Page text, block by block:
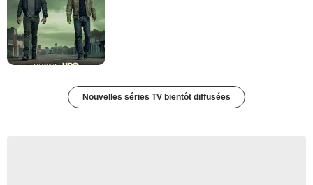
Nouvelles séries TV bientôt diffusées